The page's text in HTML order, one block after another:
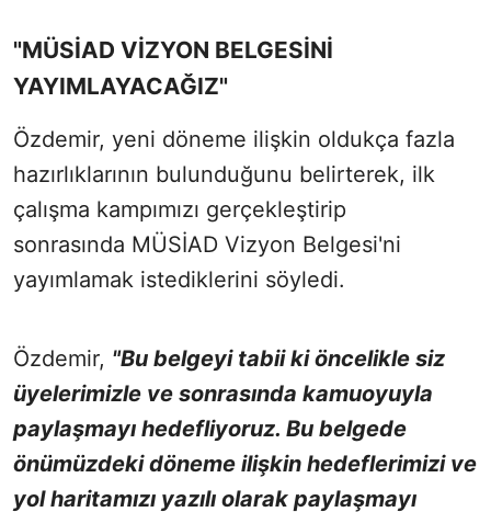
"MÜSİAD VİZYON BELGESİNİ
YAYIMLAYACAĞIZ"
Özdemir, yeni döneme ilişkin oldukça fazla
hazırlıklarının bulunduğunu belirterek, ilk
çalışma kampımızı gerçekleştirip
sonrasında MÜSİAD Vizyon Belgesi'ni
yayımlamak istediklerini söyledi.
Özdemir, "Bu belgeyi tabii ki öncelikle siz
üyelerimizle ve sonrasında kamuoyuyla
paylaşmayı hedefliyoruz. Bu belgede
önümüzdeki döneme ilişkin hedeflerimizi ve
yol haritamızı yazılı olarak paylaşmayı